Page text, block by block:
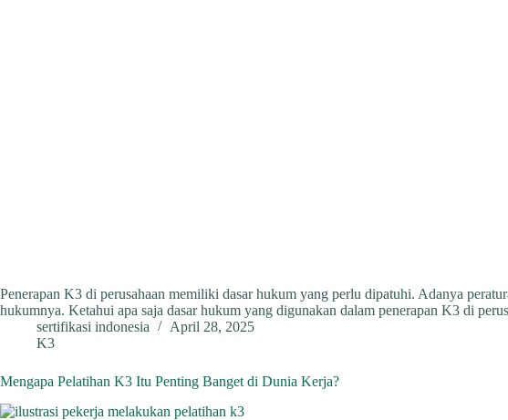
Penerapan K3 di perusahaan memiliki dasar hukum yang perlu dipatuhi. Adanya
hukumnya. Ketahui apa saja dasar hukum yang digunakan dalam penerapan K3 di
sertifikasi indonesia
April 28, 2025
K3
Mengapa Pelatihan K3 Itu Penting Banget di Dunia Kerja?